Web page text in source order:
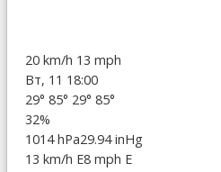
20 km/h 13 mph
Вт, 11 18:00
29° 85° 29° 85°
32%
1014 hPa29.94 inHg
13 km/h E8 mph E